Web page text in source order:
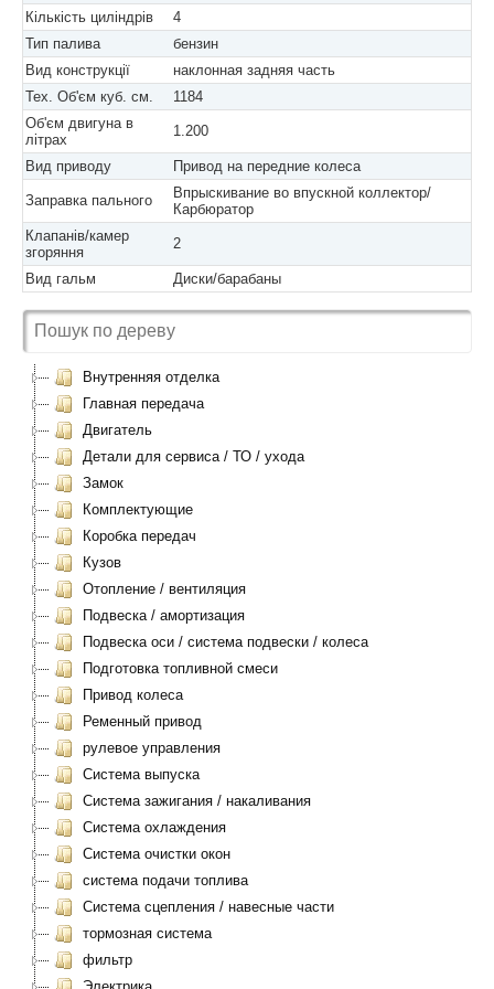
Кількість циліндрів
4
Тип палива
бензин
Вид конструкції
наклонная задняя часть
Тех. Об'єм куб. см.
1184
Об'єм двигуна в
літрах
1.200
Вид приводу Привод на передние колеса
Заправка пального
Впрыскивание во впускной коллектор/
Карбюратор
Клапанів/камер
згоряння
2
Вид гальм Диски/барабаны
Внутренняя отделка
Главная передача
Двигатель
Детали для сервиса / ТО / ухода
Замок
Комплектующие
Коробка передач
Кузов
Отопление / вентиляция
Подвеска / амортизация
Подвеска оси / система подвески / колеса
Подготовка топливной смеси
Привод колеса
Ременный привод
рулевое управления
Система выпуска
Система зажигания / накаливания
Система охлаждения
Система очистки окон
система подачи топлива
Система сцепления / навесные части
тормозная система
фильтр